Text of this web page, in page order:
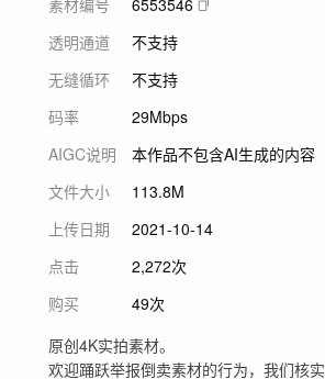
透明通道
不支持
无缝循环
不支持
码率
29Mbps
AIGC说明
本作品不包含AI生成的内容
文件大小
113.8M
上传日期
2021-10-14
点击
2,272次
购买
49次
原创4K实拍素材。
欢迎踊跃举报倒卖素材的行为，我们核实